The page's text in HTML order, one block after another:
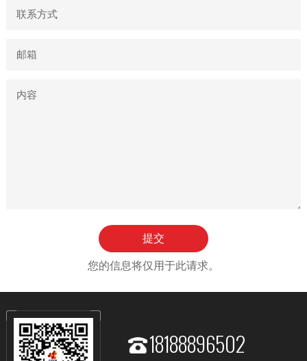
联系方式
邮箱
内容
您的信息将仅用于此请求。
18188896502